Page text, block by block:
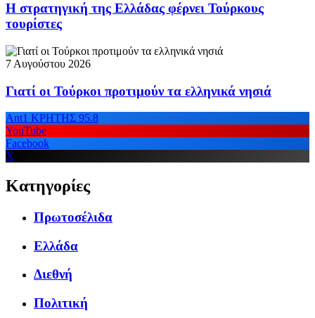
Η στρατηγική της Ελλάδας φέρνει Τούρκους
τουρίστες
7 Αυγούστου 2026
Γιατί οι Τούρκοι προτιμούν τα ελληνικά νησιά
Ant1 ΚΡΗΤΗΣ 95.8
YouTube
Facebook
X
Κατηγορίες
Πρωτοσέλιδα
Ελλάδα
Διεθνή
Πολιτική